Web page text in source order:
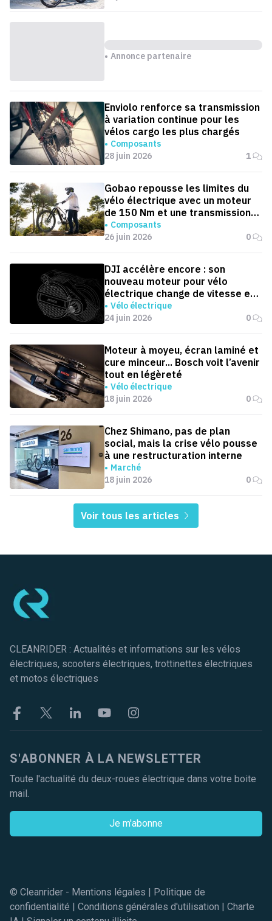
Annonce partenaire
Enviolo renforce sa transmission
à variation continue pour les
vélos cargo les plus chargés
Composants
28 juin 2026
1
Gobao repousse les limites du
vélo électrique avec un moteur
de 150 Nm et une transmission
automatique
Composants
26 juin 2026
0
DJI accélère encore : son
nouveau moteur pour vélo
électrique change de vitesse en
0,1 seconde
Vélo électrique
24 juin 2026
0
Moteur à moyeu, écran laminé et
cure minceur... Bosch voit l’avenir
tout en légèreté
Vélo électrique
18 juin 2026
0
Chez Shimano, pas de plan
social, mais la crise vélo pousse
à une restructuration interne
Marché
18 juin 2026
0
Voir tous les articles
CLEANRIDER : Actualités et informations sur les vélos
électriques, scooters électriques, trottinettes électriques
et motos électriques
FacebookTwitter LinkekinYoutubeInstagram
S'ABONNER À LA NEWSLETTER
Toute l'actualité du deux-roues électrique dans votre boite
mail.
Je m'abonne
© Cleanrider - Mentions légales | Politique de
confidentialité | Conditions générales d'utilisation | Charte